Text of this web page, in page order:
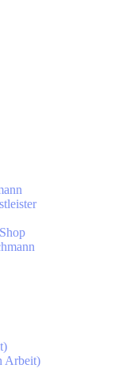
Arbeit)